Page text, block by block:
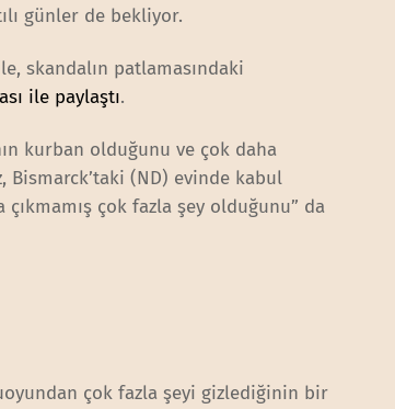
günler de bekliyor.
skandalın patlamasındaki
ile paylaştı.
kurban olduğunu ve çok daha
Bismarck’taki (ND) evinde kabul
çok fazla şey olduğunu” da
çok fazla şeyi gizlediğinin bir